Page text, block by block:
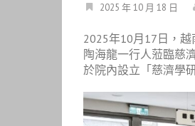
2025 年 10 月 18 日
2025年10月17日，
陶海龍一行人蒞臨慈
於院內設立「慈濟學